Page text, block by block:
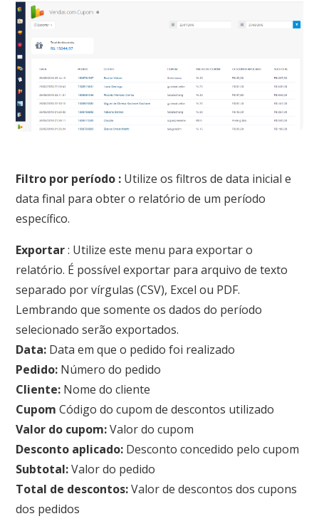
Filtro por período : Utilize os filtros de data inicial e
data final para obter o relatório de um período
específico.
Exportar: Utilize este menu para exportar o
relatório. É possível exportar para arquivo de texto
separado por vírgulas (CSV), Excel ou PDF.
Lembrando que somente os dados do período
selecionado serão exportados.
Data: Data em que o pedido foi realizado
Pedido: Número do pedido
Cliente: Nome do cliente
Cupom Código do cupom de descontos utilizado
Valor do cupom:Valor do cupom
Desconto aplicado: Desconto concedido pelo cupom
Subtotal:Valor do pedido
Total de descontos:Valor de descontos dos cupons
dos pedidos